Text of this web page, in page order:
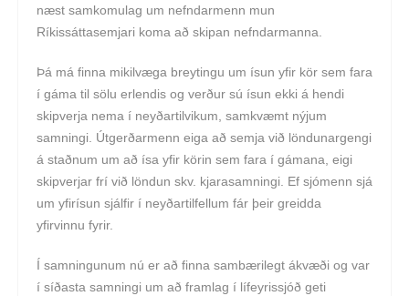
næst samkomulag um nefndarmenn mun
Ríkissáttasemjari koma að skipan nefndarmanna.
Þá má finna mikilvæga breytingu um ísun yfir kör sem fara
í gáma til sölu erlendis og verður sú ísun ekki á hendi
skipverja nema í neyðartilvikum, samkvæmt nýjum
samningi. Útgerðarmenn eiga að semja við löndunargengi
á staðnum um að ísa yfir körin sem fara í gámana, eigi
skipverjar frí við löndun skv. kjarasamningi. Ef sjómenn sjá
um yfirísun sjálfir í neyðartilfellum fár þeir greidda
yfirvinnu fyrir.
Í samningunum nú er að finna sambærilegt ákvæði og var
í síðasta samningi um að framlag í lífeyrissjóð geti